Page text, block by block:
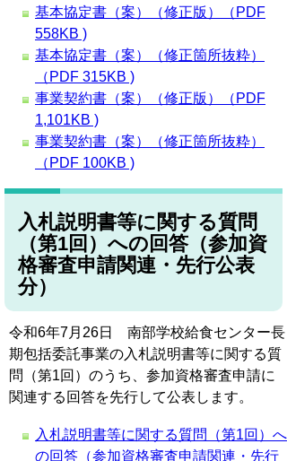
基本協定書（案）（修正版）（PDF
558KB )
基本協定書（案）（修正箇所抜粋）
（PDF 315KB )
事業契約書（案）（修正版）（PDF
1,101KB )
事業契約書（案）（修正箇所抜粋）
（PDF 100KB )
入札説明書等に関する質問
（第1回）への回答（参加資
格審査申請関連・先行公表
分）
令和6年7月26日 南部学校給食センター長
期包括委託事業の入札説明書等に関する質
問（第1回）のうち、参加資格審査申請に
関連する回答を先行して公表します。
入札説明書等に関する質問（第1回）へ
の回答（参加資格審査申請関連・先行